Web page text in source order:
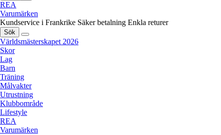
REA
Varumärken
Kundservice i Frankrike Säker betalning Enkla returer
Sök
Världsmästerskapet 2026
Skor
Lag
Barn
Träning
Målvakter
Utrustning
Klubbområde
Lifestyle
REA
Varumärken